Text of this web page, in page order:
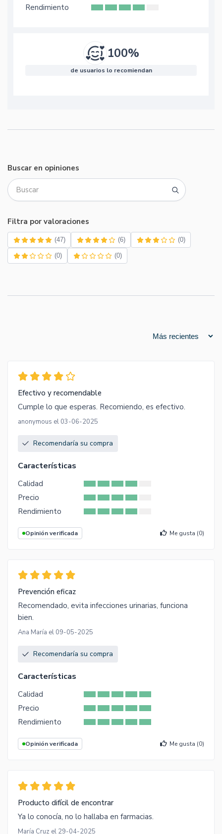
Rendimiento
100%
de usuarios lo recomiendan
Buscar en opiniones
Filtra por valoraciones
(47) (6) (0)
(0) (0)
Efectivo y recomendable
Cumple lo que esperas. Recomiendo, es efectivo.
anonymous el 03-06-2025
Recomendaría su compra
Características
Calidad
Precio
Rendimiento
Opinión verificada Me gusta (0)
Prevención eficaz
Recomendado, evita infecciones urinarias, funciona
bien.
Ana María el 09-05-2025
Recomendaría su compra
Características
Calidad
Precio
Rendimiento
Opinión verificada Me gusta (0)
Producto difícil de encontrar
Ya lo conocía, no lo hallaba en farmacias.
María Cruz el 29-04-2025